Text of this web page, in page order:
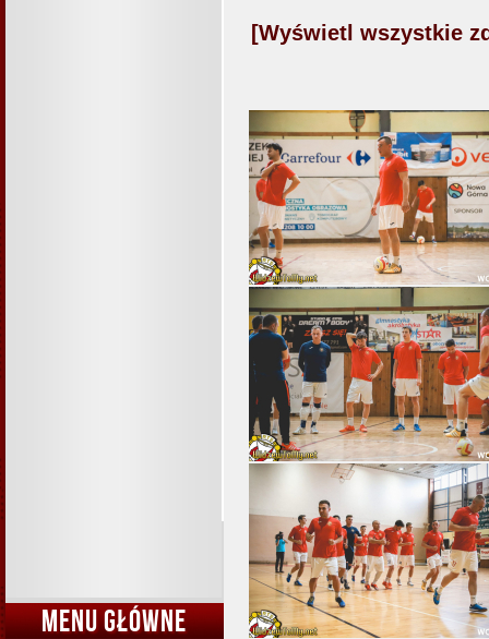
MENU GŁÓWNE
[Wyświetl wszystkie